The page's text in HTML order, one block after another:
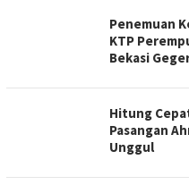
Penemuan
KTP
Bekasi
Hitung
Pasangan
Unggul